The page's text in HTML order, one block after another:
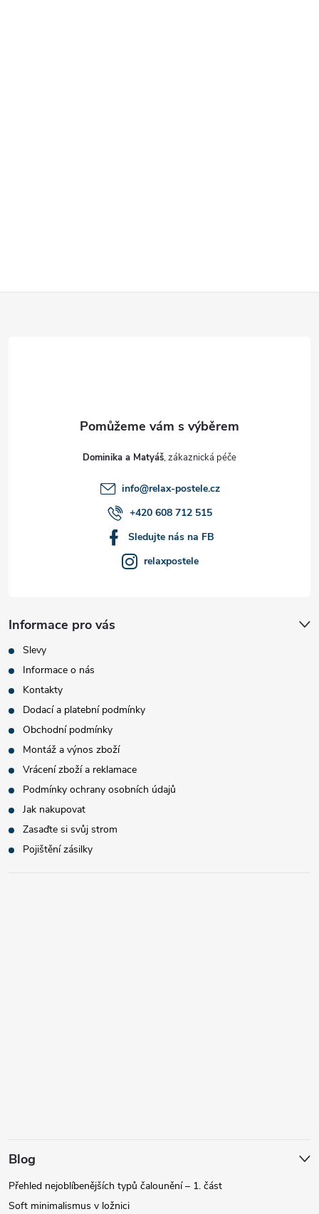
Dominika a Matyáš
info@relax-postele.cz
+420 608 712 515
Sledujte nás na FB
relaxpostele
Informace pro vás
Slevy
Informace o nás
Kontakty
Dodací a platební podmínky
Obchodní podmínky
Montáž a výnos zboží
Vrácení zboží a reklamace
Podmínky ochrany osobních údajů
Jak nakupovat
Zasaďte si svůj strom
Pojištění zásilky
Blog
Přehled nejoblíbenějších typů čalounění – 1. část
Soft minimalismus v ložnici